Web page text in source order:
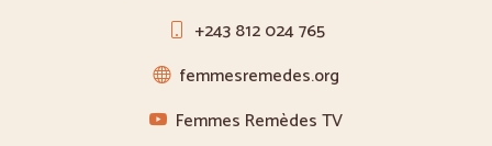
+243 812 024 765
femmesremedes.org
Femmes Remèdes TV